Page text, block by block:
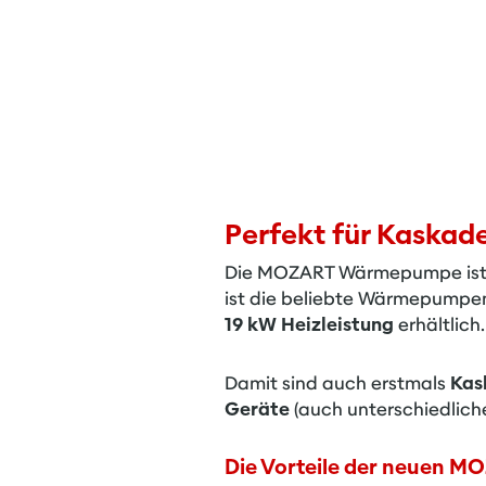
Perfekt für
Die MOZART Wärmepumpe
ist die beliebte
19 kW Heizleistung erhältlich.
Damit sind auch erstmals
Geräte(auch
Die Vorteile der neuen